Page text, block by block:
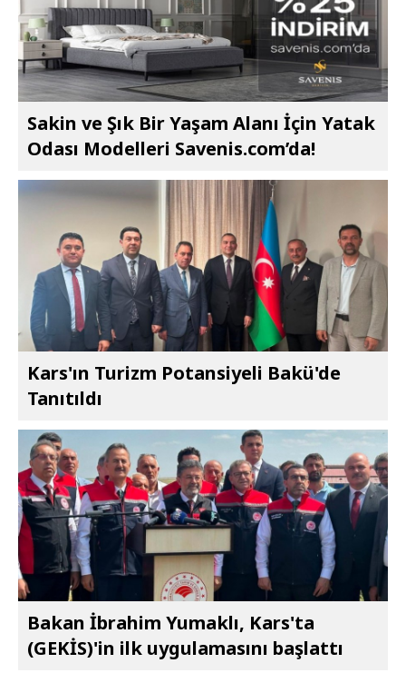
Sakin ve Şık Bir Yaşam Alanı İçin Yatak
Odası Modelleri Savenis.com’da!
Kars'ın Turizm Potansiyeli Bakü'de
Tanıtıldı
Bakan İbrahim Yumaklı, Kars'ta
(GEKİS)'in ilk uygulamasını başlattı